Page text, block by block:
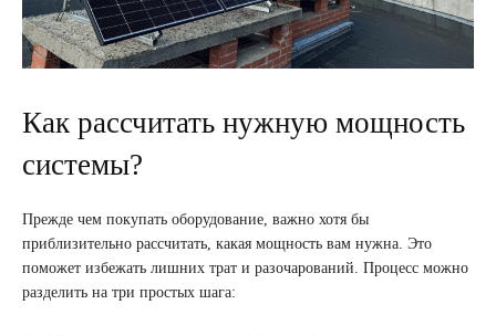
Как рассчитать нужную мощность
системы?
Прежде чем покупать оборудование, важно хотя бы
приблизительно рассчитать, какая мощность вам нужна. Это
поможет избежать лишних трат и разочарований. Процесс можно
разделить на три простых шага: